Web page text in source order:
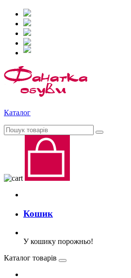
Каталог
Кошик
У кошику порожньо!
Каталог товарів